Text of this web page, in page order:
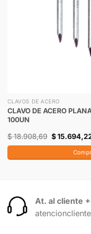
CLAVOS DE ACERO
CLAVO DE ACERO
100UN
$18.908,69 $
At. al cliente